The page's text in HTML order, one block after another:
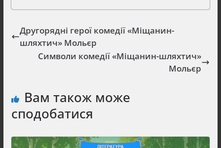
Другорядні герої комедії «Міщанин-
шляхтич» Мольєр
Символи комедії «Міщанин-шляхтич»
Мольєр
Вам також може
сподобатися